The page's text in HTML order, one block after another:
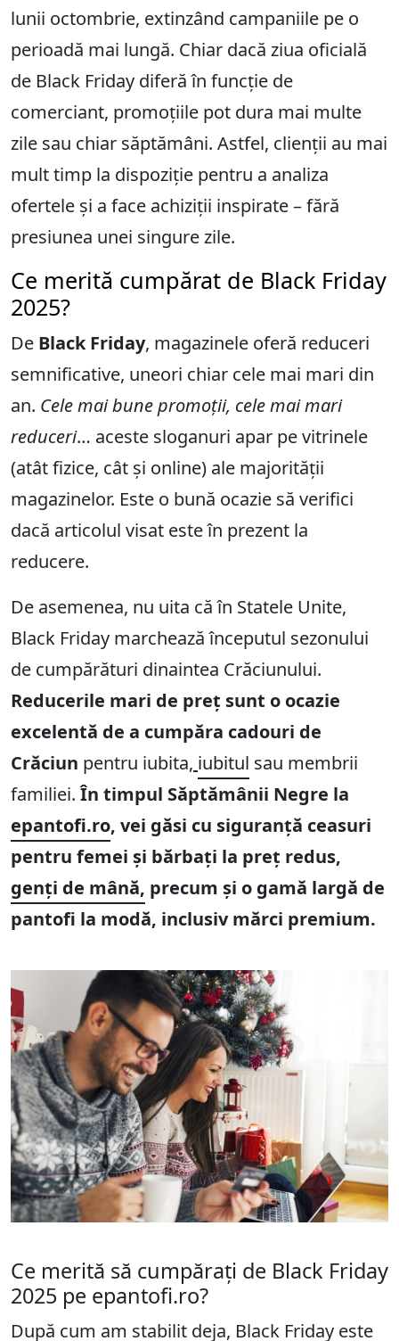
lunii octombrie, extinzând campaniile pe o
perioadă mai lungă. Chiar dacă ziua oficială
de Black Friday diferă în funcție de
comerciant, promoțiile pot dura mai multe
zile sau chiar săptămâni. Astfel, clienții au mai
mult timp la dispoziție pentru a analiza
ofertele și a face achiziții inspirate – fără
presiunea unei singure zile.
Ce merită cumpărat de Black Friday
2025?
De Black Friday, magazinele oferă reduceri
semnificative, uneori chiar cele mai mari din
an. Cele mai bune promoții, cele mai mari
reduceri… aceste sloganuri apar pe vitrinele
(atât fizice, cât și online) ale majorității
magazinelor. Este o bună ocazie să verifici
dacă articolul visat este în prezent la
reducere.
De asemenea, nu uita că în Statele Unite,
Black Friday marchează începutul sezonului
de cumpărături dinaintea Crăciunului.
Reducerile mari de preț sunt o ocazie
excelentă de a cumpăra cadouri de
Crăciun pentru iubita, iubitul sau membrii
familiei.În timpul Săptămânii Negre la
epantofi.ro, vei găsi cu siguranță ceasuri
pentru femei și bărbați la preț redus,
genți de mână, precum și o gamă largă de
pantofi la modă, inclusiv mărci premium.
Ce merită să cumpărați de Black Friday
2025 pe epantofi.ro?
După cum am stabilit deja, Black Friday este